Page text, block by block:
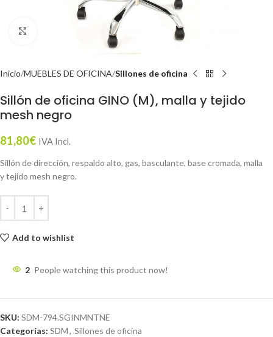
Inicio MUEBLES DE OFICINA Sillones de oficina
Sillón de oficina GINO (M), malla y tejido
mesh negro
81,80€ IVA Incl.
Sillón de dirección, respaldo alto, gas, basculante, base cromada, malla
y tejido mesh negro.
Add to wishlist
2 People watching this product now!
SKU: SDM-794.SGINMNTNE
Categorías: SDM, Sillones de oficina